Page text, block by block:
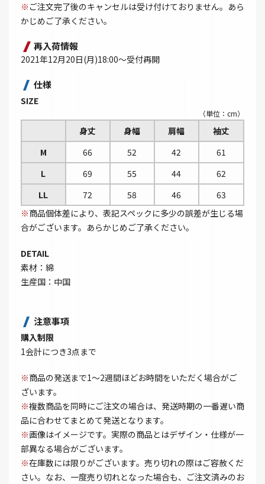
※ ご注文完了後のキャンセルは受け付けておりません。あら
かじめご了承ください。
再入荷情報
2021年12月20日(月)18:00～受付再開
仕様
SIZE
（単位：cm）
身丈 身幅 肩幅
袖丈
M
66 52 42
61
L
69 55 44
62
LL
72 58 46
63
※商品個体差により、表記スペックに多少の誤差が生じる場
合がございます。あらかじめご了承ください。
DETAIL
素材：綿
生産国：中国
注意事項
購入制限
1会計につき3点まで
※商品の発送まで1～2週間ほどお時間をいただく場合がご
ざいます。
※複数商品を同時にご注文の場合は、発送時期の一番遅い商
品に合わせてまとめて発送となります。
※画像はイメージです。実際の商品とはデザイン・仕様が一
部異なる場合がございます。
※在庫数には限りがございます。売り切れの際はご容赦くだ
さい。なお、一度売り切れとなった場合も、ご注文済みのお